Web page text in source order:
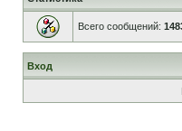
Всего сообщений:
Вход